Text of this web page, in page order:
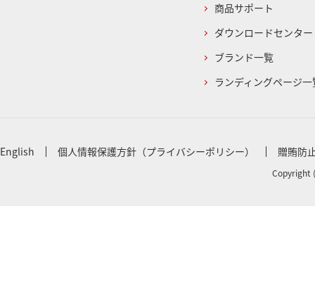
商品サポート
ダウンロードセンター
ブランド一覧
ランディングページ一
English 個人情報保護方針（プライバシーポリシー） 贈賄防
Copyright